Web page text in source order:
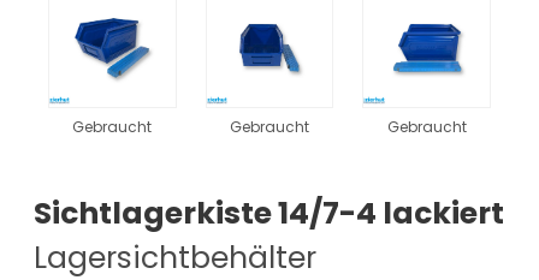
Gebraucht Gebraucht Gebraucht
Sichtlagerkiste 14/7-4 lackiert
Lagersichtbehälter